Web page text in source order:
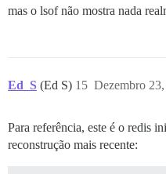
mas o lsof não mostra nada
Ed_S (Ed S) Dezembro
15
Para referência, este é o redis
reconstrução mais recente: